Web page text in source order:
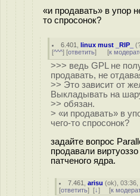
«и продавать» в упор
то спросонок?
6.401 ,linux must _RIP_ (
[^^^] [ответить] [к
>>> ведь GPL не
продавать, не
>> Это зависит от
Выкладывать на
>> обязан.
> «и продавать» в
чего-то спросонок?
задайте вопрос
продавали
патченого ядра.
7.461 ,arisu (ok), 03:36,
[ответить] [↓] [к